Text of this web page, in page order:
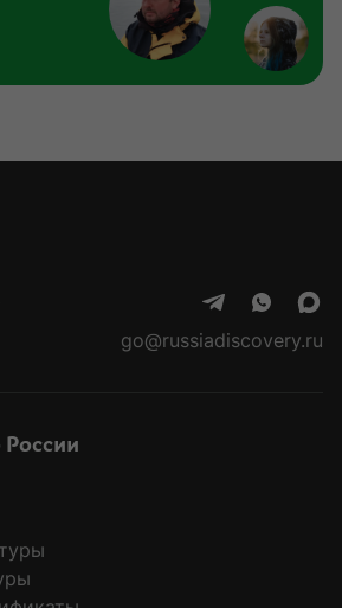
go@russiadiscovery.ru